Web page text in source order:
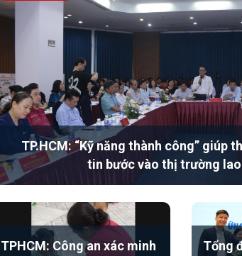
TP.HCM: “Kỹ năng thành công” giúp
tin bước vào thị trường
TPHCM: Công an xác minh
Tổng